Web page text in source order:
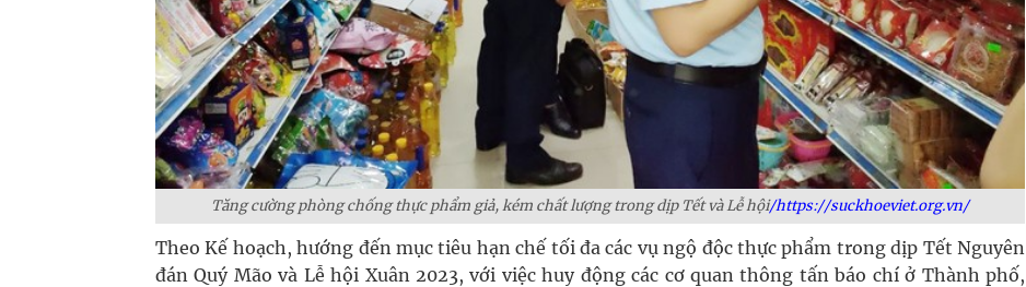
Tăng cường phòng chống thực phẩm giả, kém chất lượng trong dịp Tết và Lễ hội/https://suckhoeviet.org.vn/
Theo Kế hoạch, hướng đến mục tiêu hạn chế tối đa các vụ ngộ độc thực phẩm trong dịp Tết Nguyên
đán Quý Mão và Lễ hội Xuân 2023, với việc huy động các cơ quan thông tấn báo chí ở Thành phố,